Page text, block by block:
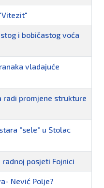
i bobičastog voća
vladajuće
radi promjene strukture
"sele" u Stolac
radnoj posjeti Fojnici
Nević Polje?